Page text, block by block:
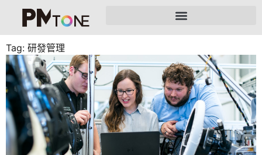
Tag: 研發管理